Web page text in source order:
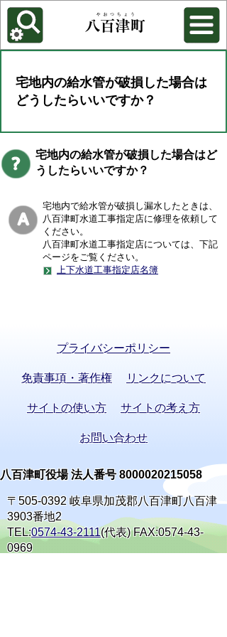
各種機能
背景色を変更する
宅地内の給水管が破損した場合は
どうしたらいいですか？
宅地内の給水管が破損した場合はど
うしたらいいですか？
宅地内で給水管が破損し漏水したときは、
八百津町水道工事指定店に修理を依頼して
ください。
八百津町水道工事指定店については、下記
ページをご覧ください。
上下水道工事指定店名簿
プライバシーポリシー
免責事項・著作権 リンクについて
サイトの使い方 サイトの考え方
お問い合わせ
八百津町役場 法人番号 8000020215058
〒505-0392 岐阜県加茂郡八百津町八百津
3903番地2
TEL:0574-43-2111(代表) FAX:0574-43-
0969